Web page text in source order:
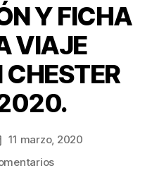
Y FICHA
VIAJE
CHESTER
11 marzo, 2020
en